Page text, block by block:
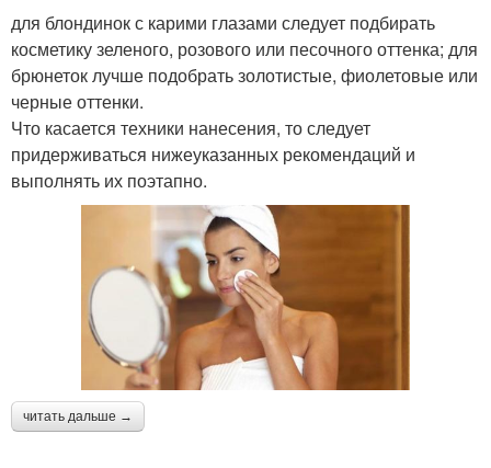
для блондинок с карими глазами следует подбирать
косметику зеленого, розового или песочного оттенка; для
брюнеток лучше подобрать золотистые, фиолетовые или
черные оттенки.
Что касается техники нанесения, то следует
придерживаться нижеуказанных рекомендаций и
выполнять их поэтапно.
читать дальше →